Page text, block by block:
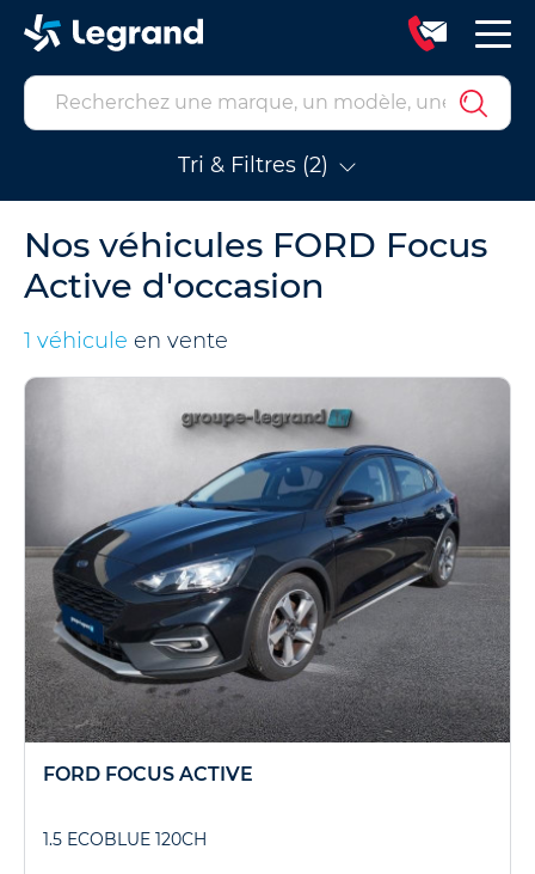
Tri & Filtres (2)
Nos véhicules FORD Focus
Active d'occasion
1 véhicule en vente
FORD FOCUS ACTIVE
1.5 ECOBLUE 120CH